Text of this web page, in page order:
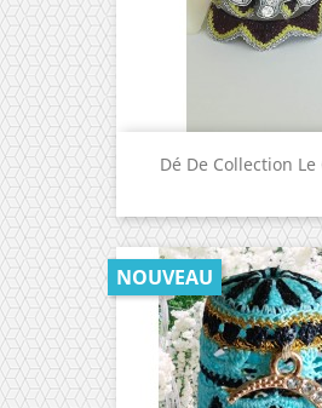
Dé De Collection Le
NOUVEAU